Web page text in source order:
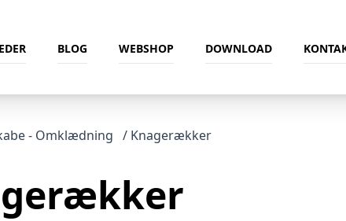
BLOG WEBSHOP DOWNLOAD
- Omklædning / Knagerækker